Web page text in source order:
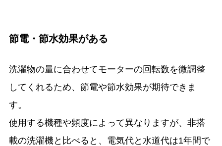
節電・節水効果がある
洗濯物の量に合わせてモーターの回転数を微調整
してくれるため、節電や節水効果が期待できま
す。
使用する機種や頻度によって異なりますが、非搭
載の洗濯機と比べると、電気代と水道代は1年間で